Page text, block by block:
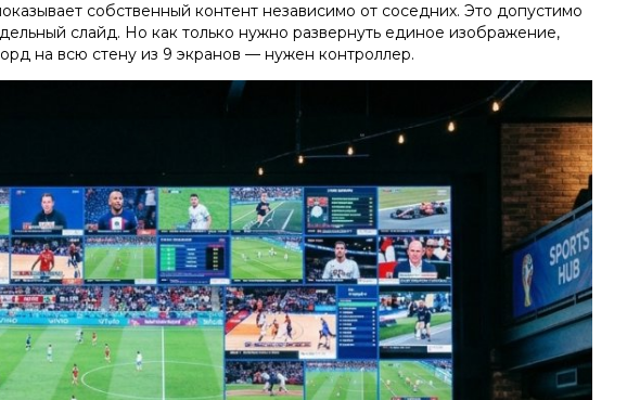
собственный контент независимо от соседних. Это допустимо
слайд. Но как только нужно развернуть единое изображение,
на всю стену из 9 экранов — нужен контроллер.